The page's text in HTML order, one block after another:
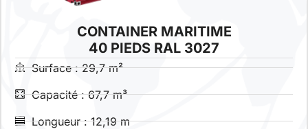
CONTAINER MARITIME
40 PIEDS RAL 3027
Surface : 29,7 m²
Capacité : 67,7 m³
Longueur : 12,19 m